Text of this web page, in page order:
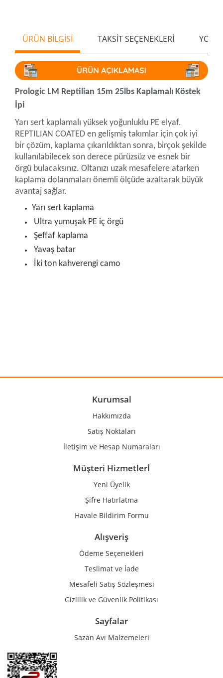
ÜRÜN BİLGİSİ TAKSİT SEÇENEKLERİ
Prologic LM Reptilian 15m 25lbs Kaplamalı Köstek
İpi
Yarı sert kaplamalı yüksek yoğunluklu PE elyaf.
REPTILIAN COATED en gelişmiş takımlar için çok iyi
bir çözüm, kaplama çıkarıldıktan sonra, birçok şekilde
kullanılabilecek son derece pürüzsüz ve esnek bir
örgü bulacaksınız. Oltanızı uzak mesafelere atarken
kaplama dolanmaları önemli ölçüde azaltarak büyük
avantaj sağlar.
Yarı sert kaplama
Ultra yumuşak PE iç örgü
Şeffaf kaplama
Yavaş batar
İki ton kahverengi camo
Ürün açıklamasında eksik bilgiler bulunuyor.
Ürün bilgilerinde hatalar bulunuyor.
Gönder
Kurumsal
Hakkımızda
Satış Noktaları
İletişim ve Hesap Numaraları
Müşteri Hizmetlerİ
Yeni Üyelik
Şifre Hatırlatma
Havale Bildirim Formu
Alışveriş
Ödeme Seçenekleri
Teslimat ve İade
Mesafeli Satış Sözleşmesi
Gizlilik ve Güvenlik Politikası
Sayfalar
Sazan Avı Malzemeleri